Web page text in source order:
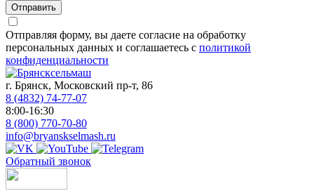
Отправить
Отправляя форму, вы даете согласие на обработку
персональных данных и соглашаетесь с политикой
конфиденциальности
г. Брянск, Московский пр-т, 86
8 (4832) 74-77-07
8:00-16:30
8 (800) 770-70-80
info@bryanskselmash.ru
Обратный звонок